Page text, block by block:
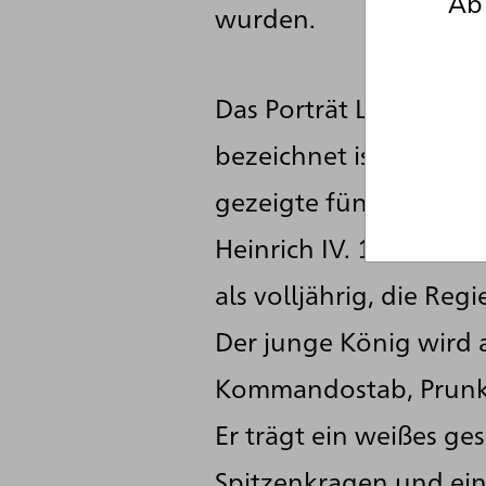
wurden.
Das Porträt Ludwigs
bezeichnet ist, wurde
gezeigte
Heinrich IV. 1610
als volljährig, die
Der junge König wird
Kommandostab,
Er trägt ein weißes